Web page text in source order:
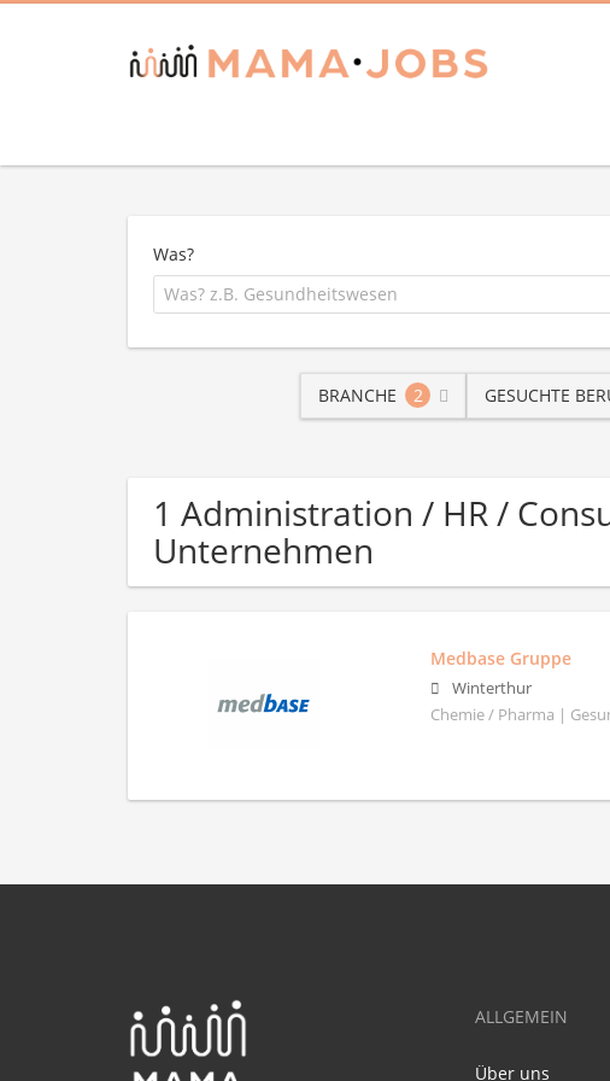
Was?
BRANCHE 2 GESUCHTE
1 Administration / HR /
Unternehmen
Medbase Gruppe
Winterthur
Chemie / Pharma |
ALLGEMEIN
Über uns